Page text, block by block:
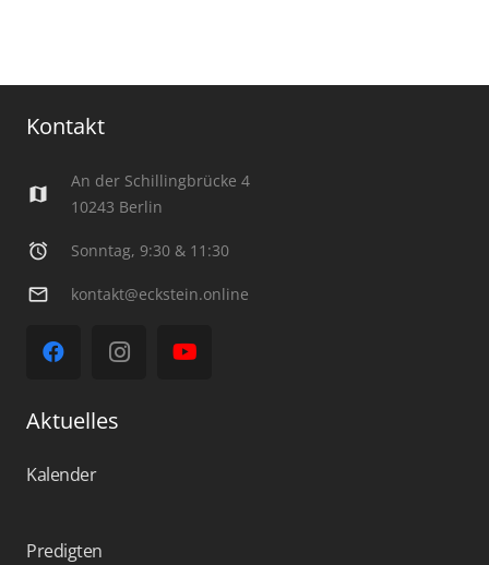
Kontakt
map
An der Schillingbrücke 4
10243 Berlin
alarm Sonntag, 9:30 & 11:30
mail_outline kontakt@eckstein.online
Aktuelles
Kalender
Predigten